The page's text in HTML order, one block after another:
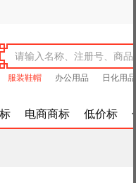
服装鞋帽 办公用品 日化用品
电商商标 低价标